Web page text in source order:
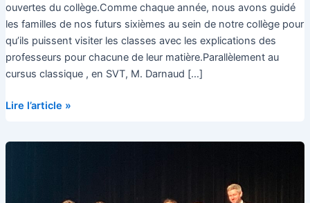
ouvertes du collège.Comme chaque année, nous avons guidé
les familles de nos futurs sixièmes au sein de notre collège pour
qu’ils puissent visiter les classes avec les explications des
professeurs pour chacune de leur matière.Parallèlement au
cursus classique , en SVT, M. Darnaud […]
Les
Lire l’article »